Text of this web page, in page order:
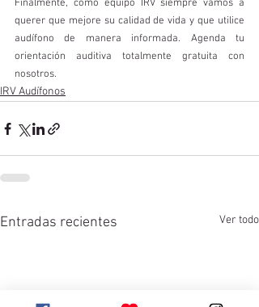
Finalmente, como equipo IRV siempre vamos a
querer que mejore su calidad de vida y que utilice
audífono de manera informada. Agenda tu
orientación auditiva totalmente gratuita con
nosotros.
IRV Audífonos
Entradas recientes Ver todo